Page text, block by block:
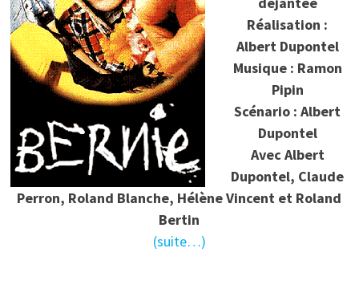
Réalisation :
Albert Dupontel
Musique : Ramon
Pipin
Scénario : Albert
Dupontel
Avec Albert
Dupontel, Claude
Perron, Roland Blanche, Hélène Vincent et Roland
Bertin
(suite…)